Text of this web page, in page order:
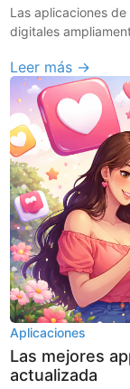
Las aplicaciones
digitales
Leer más →
Aplicaciones
Las mejores
actualizada